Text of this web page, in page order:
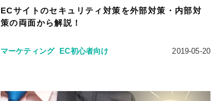
ECサイトのセキュリティ対策を外部対策・内部対
策の両面から解説！
マーケティング EC初心者向け 2019-05-20